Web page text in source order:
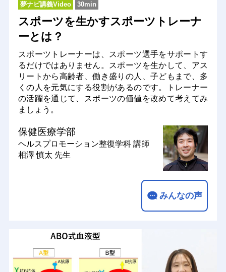
夢ナビ講義Video 30min
スポーツを生かすスポーツトレーナ
ーとは？
スポーツトレーナーは、スポーツ選手をサポートす
るだけではありません。スポーツを生かして、アス
リートから高齢者、働き盛りの人、子どもまで、多
くの人を元気にする役割があるのです。トレーナー
の活躍を通じて、スポーツの価値を改めて考えてみ
ましょう。
保健医療学部
ヘルスプロモーション整復学科 講師
相澤 慎太 先生
みんなの声